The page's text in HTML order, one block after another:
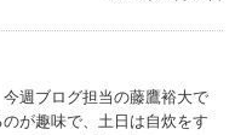
週ブログ担当の藤鷹裕大で
が趣味で、土日は自炊をす